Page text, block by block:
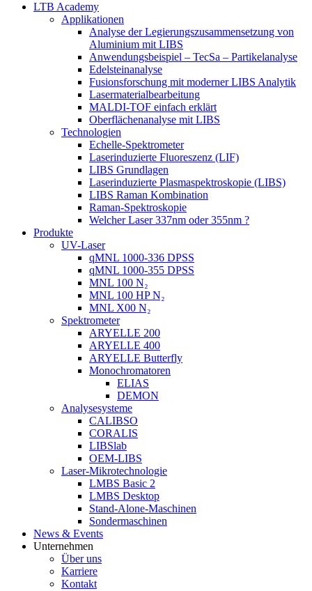
LTB Academy
Applikationen
Analyse der Legierungszusammensetzung von
Aluminium mit LIBS
Anwendungsbeispiel – TecSa – Partikelanalyse
Edelsteinanalyse
Fusionsforschung mit moderner LIBS Analytik
Lasermaterialbearbeitung
MALDI-TOF einfach erklärt
Oberflächenanalyse mit LIBS
Technologien
Echelle-Spektrometer
Laserinduzierte Fluoreszenz (LIF)
LIBS Grundlagen
Laserinduzierte Plasmaspektroskopie (LIBS)
LIBS Raman Kombination
Raman-Spektroskopie
Welcher Laser 337nm oder 355nm ?
Produkte
UV-Laser
qMNL 1000-336 DPSS
qMNL 1000-355 DPSS
MNL 100 N₂
MNL 100 HP N₂
MNL X00 N₂
Spektrometer
ARYELLE 200
ARYELLE 400
ARYELLE Butterfly
Monochromatoren
ELIAS
DEMON
Analysesysteme
CALIBSO
CORALIS
LIBSlab
OEM-LIBS
Laser-Mikrotechnologie
LMBS Basic 2
LMBS Desktop
Stand-Alone-Maschinen
Sondermaschinen
News & Events
Unternehmen
Über uns
Karriere
Kontakt